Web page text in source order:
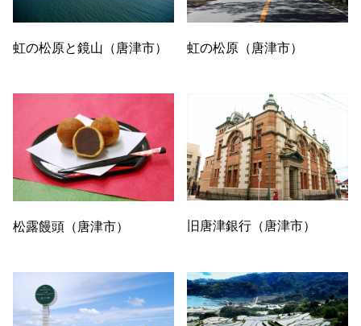
虹の松原と鏡山（唐津市） 虹の松原（唐津市）
松露饅頭（唐津市） 旧唐津銀行（唐津市）